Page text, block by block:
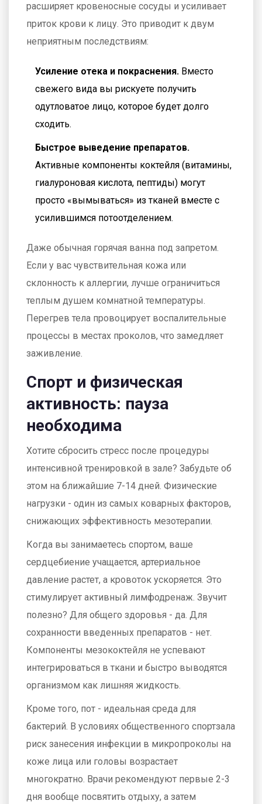
расширяет кровеносные сосуды и усиливает
приток крови к лицу. Это приводит к двум
неприятным последствиям:
Усиление отека и покраснения. Вместо
свежего вида вы рискуете получить
одутловатое лицо, которое будет долго
сходить.
Быстрое выведение препаратов.
Активные компоненты коктейля (витамины,
гиалуроновая кислота, пептиды) могут
просто «вымываться» из тканей вместе с
усилившимся потоотделением.
Даже обычная горячая ванна под запретом.
Если у вас чувствительная кожа или
склонность к аллергии, лучше ограничиться
теплым душем комнатной температуры.
Перегрев тела провоцирует воспалительные
процессы в местах проколов, что замедляет
заживление.
Спорт и физическая
активность: пауза
необходима
Хотите сбросить стресс после процедуры
интенсивной тренировкой в зале? Забудьте об
этом на ближайшие 7-14 дней. Физические
нагрузки - один из самых коварных факторов,
снижающих эффективность мезотерапии.
Когда вы занимаетесь спортом, ваше
сердцебиение учащается, артериальное
давление растет, а кровоток ускоряется. Это
стимулирует активный лимфодренаж. Звучит
полезно? Для общего здоровья - да. Для
сохранности введенных препаратов - нет.
Компоненты мезококтейля не успевают
интегрироваться в ткани и быстро выводятся
организмом как лишняя жидкость.
Кроме того, пот - идеальная среда для
бактерий. В условиях общественного спортзала
риск занесения инфекции в микропроколы на
коже лица или головы возрастает
многократно. Врачи рекомендуют первые 2-3
дня вообще посвятить отдыху, а затем